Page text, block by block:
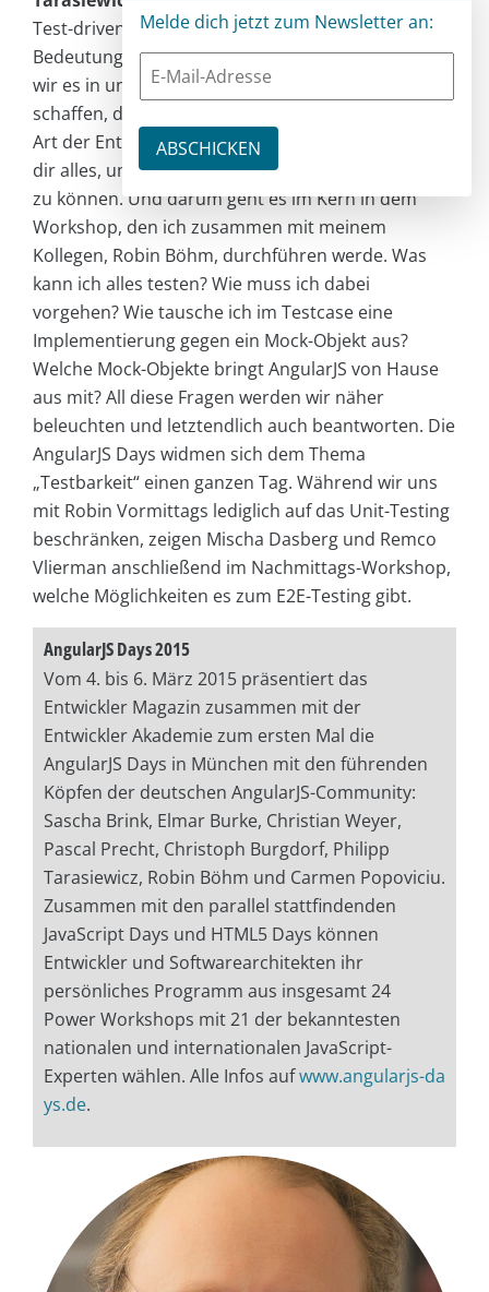
Test-driven Development von ganz zentraler
Bedeutung. Und ich bin ganz froh darüber, dass
wir es in unseren Consulting-Jobs immer öfter
schaffen, den Kunden davon zu überzeugen, diese
Art der Entwicklung zu adaptieren. AngularJS bietet
dir alles, um konsequent testgetrieben entwickeln
zu können. Und darum geht es im Kern in dem
Workshop, den ich zusammen mit meinem
Kollegen, Robin Böhm, durchführen werde. Was
kann ich alles testen? Wie muss ich dabei
vorgehen? Wie tausche ich im Testcase eine
Implementierung gegen ein Mock-Objekt aus?
Welche Mock-Objekte bringt AngularJS von Hause
aus mit? All diese Fragen werden wir näher
beleuchten und letztendlich auch beantworten. Die
AngularJS Days widmen sich dem Thema
„Testbarkeit“ einen ganzen Tag. Während wir uns
mit Robin Vormittags lediglich auf das Unit-Testing
beschränken, zeigen Mischa Dasberg und Remco
Vlierman anschließend im Nachmittags-Workshop,
welche Möglichkeiten es zum E2E-Testing gibt.
AngularJS Days 2015
Vom 4. bis 6. März 2015 präsentiert das
Entwickler Magazin zusammen mit der
Entwickler Akademie zum ersten Mal die
AngularJS Days in München mit den führenden
Köpfen der deutschen AngularJS-Community:
Sascha Brink, Elmar Burke, Christian Weyer,
Pascal Precht, Christoph Burgdorf, Philipp
Tarasiewicz, Robin Böhm und Carmen Popoviciu.
Zusammen mit den parallel stattfindenden
JavaScript Days und HTML5 Days können
Entwickler und Softwarearchitekten ihr
persönliches Programm aus insgesamt 24
Power Workshops mit 21 der bekanntesten
nationalen und internationalen JavaScript-
Experten wählen. Alle Infos aufwww.angularjs-da
ys.de.
Melde dich jetzt zum Newsletter an: